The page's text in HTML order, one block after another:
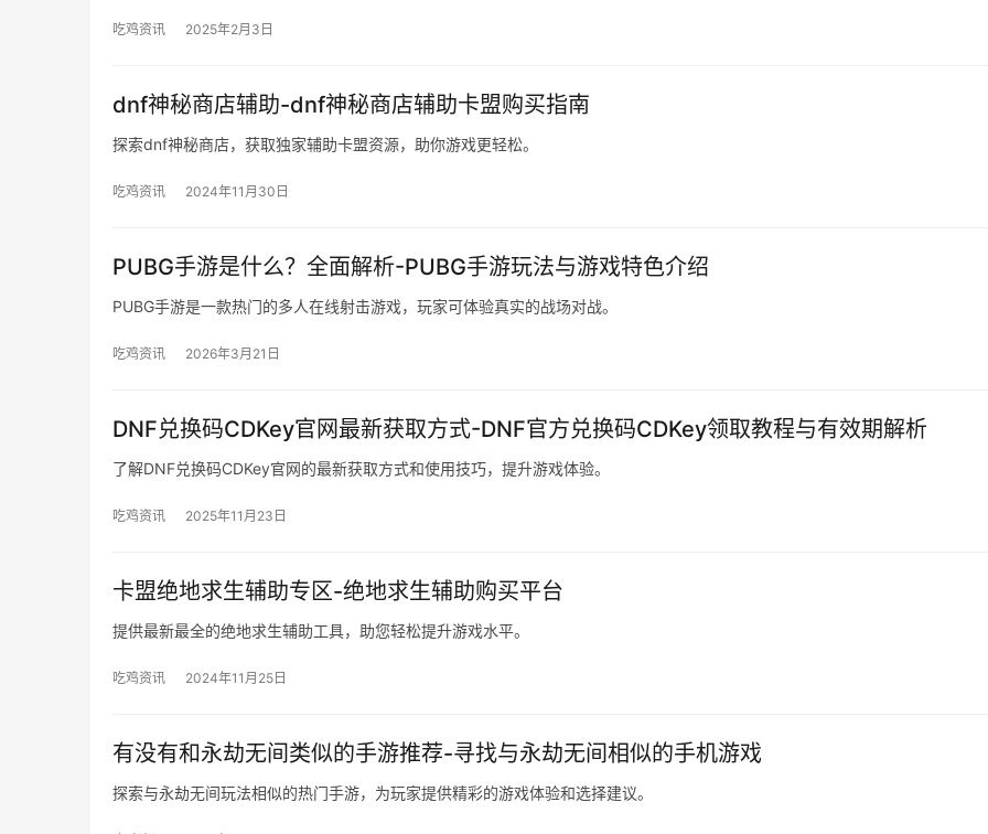
吃鸡资讯 2025年2月3日
dnf神秘商店辅助-dnf神秘商店辅助卡盟购买指南
探索dnf神秘商店，获取独家辅助卡盟资源，助你游戏更轻松。
吃鸡资讯 2024年11月30日
PUBG手游是什么？全面解析-PUBG手游玩法与游戏特色介绍
PUBG手游是一款热门的多人在线射击游戏，玩家可体验真实的战场对战。
吃鸡资讯 2026年3月21日
DNF兑换码CDKey官网最新获取方式-DNF官方兑换码CDKey领取教程与有效期解析
了解DNF兑换码CDKey官网的最新获取方式和使用技巧，提升游戏体验。
吃鸡资讯 2025年11月23日
卡盟绝地求生辅助专区-绝地求生辅助购买平台
提供最新最全的绝地求生辅助工具，助您轻松提升游戏水平。
吃鸡资讯 2024年11月25日
有没有和永劫无间类似的手游推荐-寻找与永劫无间相似的手机游戏
探索与永劫无间玩法相似的热门手游，为玩家提供精彩的游戏体验和选择建议。